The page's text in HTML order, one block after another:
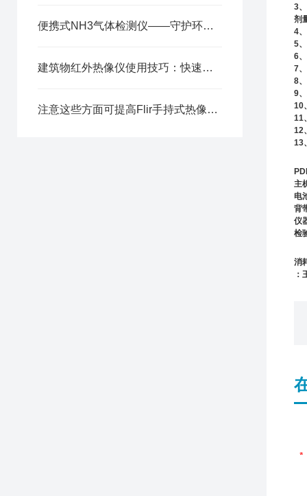
便携式NH3气体检测仪——守护环境安全的利器
建筑物红外热像仪使用技巧：快速排查漏热问题
注意这些方面可提高Flir手持式热像仪的测量精度
3
剂
4
5
6
7
8
9
10
11
12
13
主
电
背
仪
检
消
：